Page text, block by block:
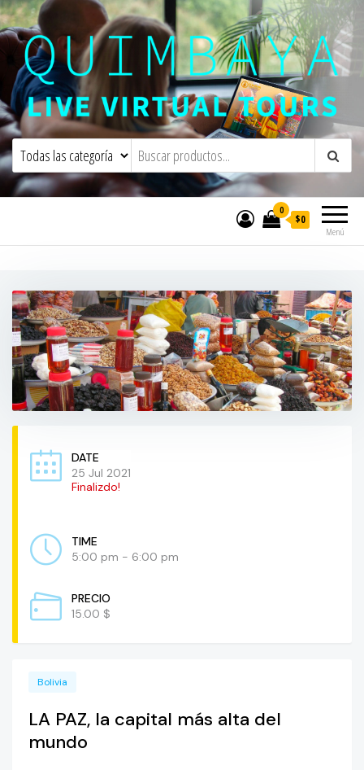
Quimbaya Virtual ToursLive Interactive Virtual Tours and
Menú
0
$0
DATE
25 Jul 2021
Finalizdo!
TIME
5:00 pm - 6:00 pm
PRECIO
15.00 $
Bolivia
LA PAZ, la capital más alta del
mundo